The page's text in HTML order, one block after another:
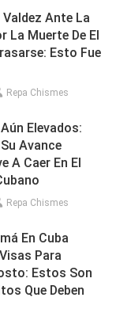
Ante La
La Muerte De El
Esto Fue
Repa Chismes
Elevados:
Avance
A Caer En El
Repa Chismes
En Cuba
Para
Estos Son
Que Deben